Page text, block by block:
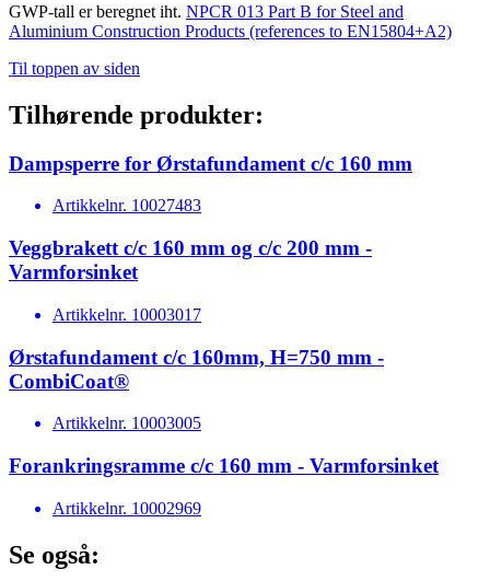
GWP-tall er beregnet iht. NPCR 013 Part B for Steel and
Aluminium Construction Products (references to EN15804+A2)
Til toppen av siden
Tilhørende produkter:
Dampsperre for Ørstafundament c/c 160 mm
Artikkelnr. 10027483
Veggbrakett c/c 160 mm og c/c 200 mm -
Varmforsinket
Artikkelnr. 10003017
Ørstafundament c/c 160mm, H=750 mm -
CombiCoat®
Artikkelnr. 10003005
Forankringsramme c/c 160 mm - Varmforsinket
Artikkelnr. 10002969
Se også: